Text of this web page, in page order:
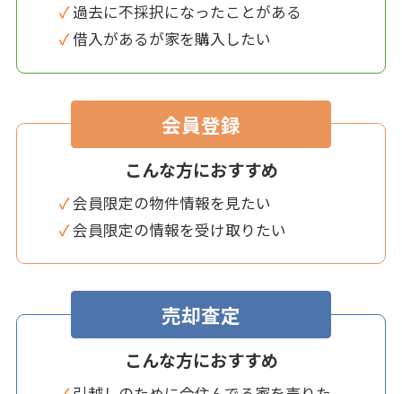
✓ 過去に不採択になったことがある
✓ 借入があるが家を購入したい
会員登録
こんな方におすすめ
✓ 会員限定の物件情報を見たい
✓ 会員限定の情報を受け取りたい
売却査定
こんな方におすすめ